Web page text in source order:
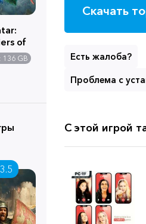
of
136 GB
Скачать
Есть жалоба?
Проблема с
С этой игрой